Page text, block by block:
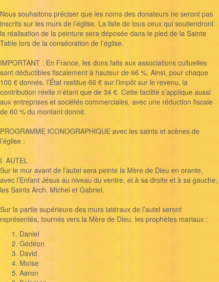
Nous souhaitons préciser que les noms des donateurs ne seront pas
inscrits sur les murs de l’église. La liste de tous ceux qui soutiendront
la réalisation de la peinture sera déposée dans le pied de la Sainte
Table lors de la consécration de l’église.
IMPORTANT : En France, les dons faits aux associations cultuelles
sont déductibles fiscalement à hauteur de 66 %. Ainsi, pour chaque
100 € donnés, l’État restitue 66 € sur l’impôt sur le revenu, la
contribution réelle n’étant que de 34 €. Cette facilité s’applique aussi
aux entreprises et sociétés commerciales, avec une réduction fiscale
de 60 % du montant donné.
PROGRAMME ICONOGRAPHIQUE avec les saints et scènes de
l’église :
I. AUTEL
Sur le mur avant de l’autel sera peinte la Mère de Dieu en orante,
avec l’Enfant Jésus au niveau du ventre, et à sa droite et à sa gauche,
les Saints Arch. Michel et Gabriel.
Sur la partie supérieure des murs latéraux de l’autel seront
représentés, tournés vers la Mère de Dieu, les prophètes mariaux :
Daniel
Gédéon
David
Moïse
Aaron